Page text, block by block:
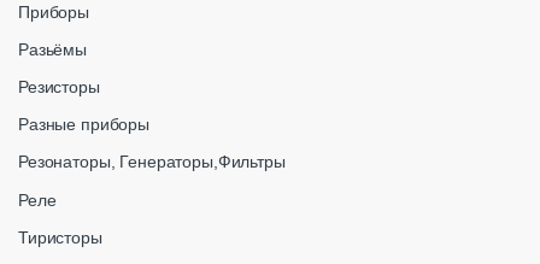
Приборы
Разьёмы
Резисторы
Разные приборы
Резонаторы, Генераторы,Фильтры
Реле
Тиристоры